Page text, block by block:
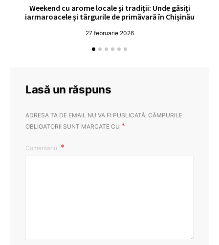
Weekend cu arome locale și tradiții: Unde găsiți
iarmaroacele și târgurile de primăvară în Chișinău
27 februarie 2026
Lasă un răspuns
ADRESA TA DE EMAIL NU VA FI PUBLICATĂ. CÂMPURILE
OBLIGATORII SUNT MARCATE CU *
Comentariu